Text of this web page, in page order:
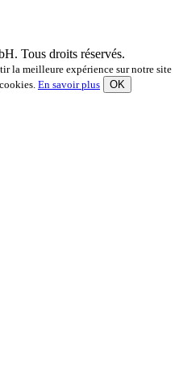
Tous droits réservés.
la meilleure expérience sur notre site
En savoir plus OK